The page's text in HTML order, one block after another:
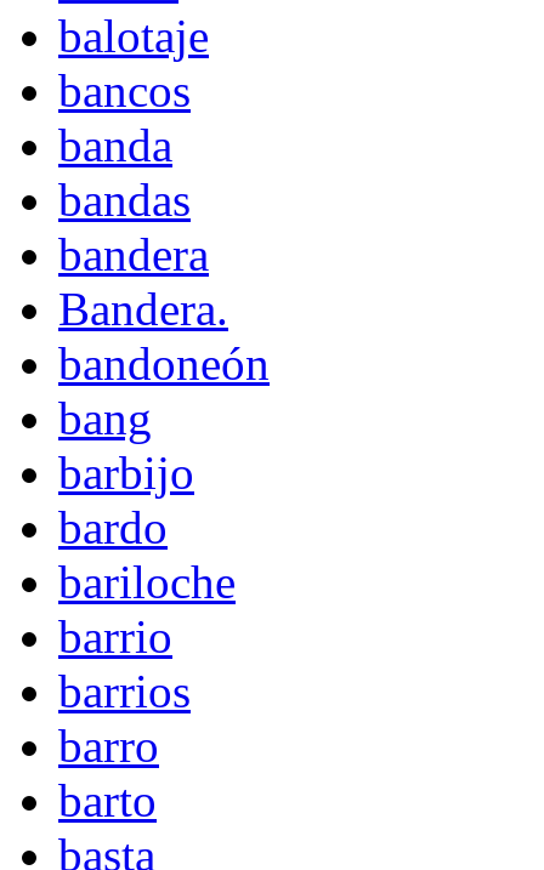
balotaje
bancos
banda
bandas
bandera
Bandera.
bandoneón
bang
barbijo
bardo
bariloche
barrio
barrios
barro
barto
basta